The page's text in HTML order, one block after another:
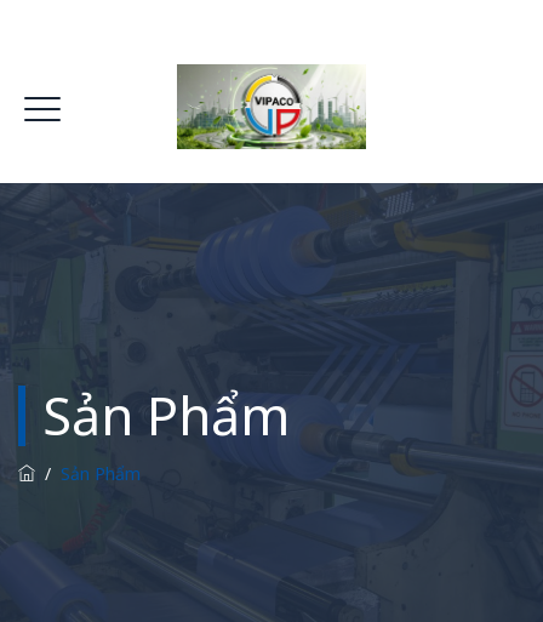
Sản Phẩm
/ Sản Phẩm